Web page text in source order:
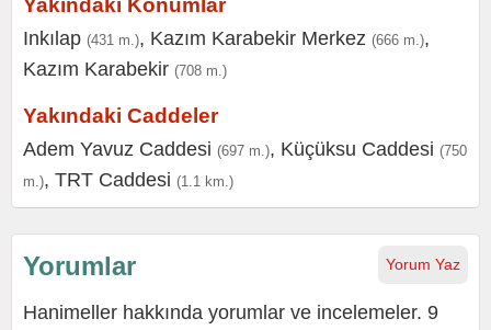
Yakındaki Konumlar
Inkılap (431 m.), Kazım Karabekir Merkez (666 m.),
Kazım Karabekir (708 m.)
Yakındaki Caddeler
Adem Yavuz Caddesi (697 m.), Küçüksu Caddesi (750
m.), TRT Caddesi (1.1 km.)
Yorum Yaz
Yorumlar
Hanimeller hakkında yorumlar ve incelemeler. 9